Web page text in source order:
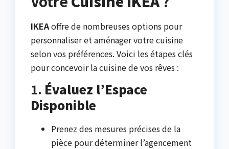
IKEAoffre de nombreuses options pour
personnaliser et aménager votre cuisine
selon vos préférences. Voici les étapes clés
pour concevoir la cuisine de vos rêves :
1. Évaluez l’Espace
Disponible
Prenez des mesures précises de la
pièce pour déterminer l’agencement